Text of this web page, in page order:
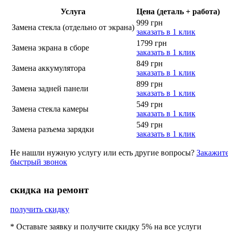
Услуга
Цена (деталь + работа)
Замена стекла (отдельно от экрана)
999 грн
заказать в 1 клик
Замена экрана в сборе
1799 грн
заказать в 1 клик
Замена аккумулятора
849 грн
заказать в 1 клик
Замена задней панели
899 грн
заказать в 1 клик
Замена стекла камеры
549 грн
заказать в 1 клик
Замена разъема зарядки
549 грн
заказать в 1 клик
Не нашли нужную услугу или есть другие вопросы?
быстрый звонок
cкидка на ремонт
получить скидку
* Оставьте заявку и получите скидку 5% на все услуги